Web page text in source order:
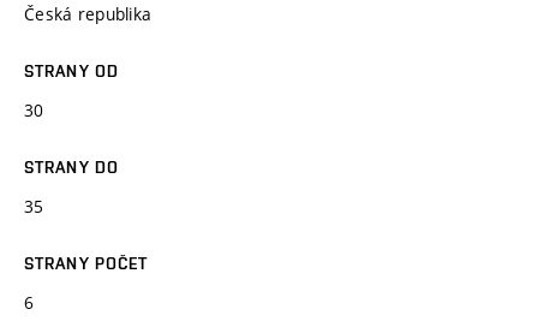
Česká republika
STRANY OD
30
STRANY DO
35
STRANY POČET
6